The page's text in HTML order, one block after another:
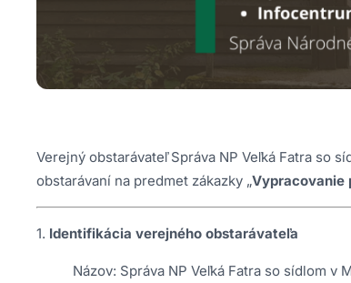
Verejný obstarávateľ Správa NP Veľká Fatra so
obstarávaní na predmet zákazky „Vypracovanie
1. Identifikácia verejného obstarávateľa
Názov: Správa NP Veľká Fatra so sídlom v